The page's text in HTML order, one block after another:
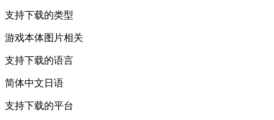
支持下载的类型
游戏本体图片相关
支持下载的语言
简体中文 日语
支持下载的平台